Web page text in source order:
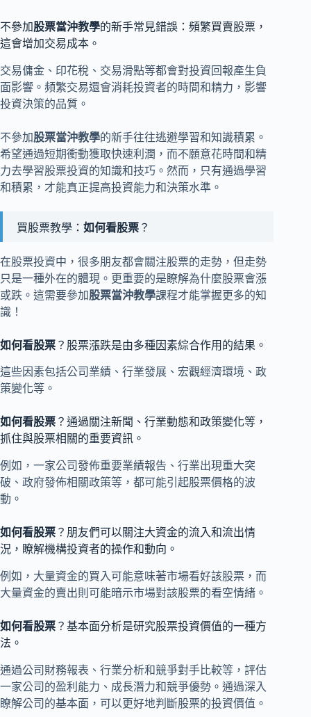
不參加股票當沖教學的新手常見錯誤：頻繁買賣股票，
這會增加交易成本。
交易傭金、印花稅、交易滑點等都會對投資回報產生負
面影響。頻繁交易還會消耗投資者的時間和精力，影響
投資決策的品質。
不參加股票當沖教學的新手往往逃避學習和知識積累。
希望通過短期衝動獲取快速利潤，而不願意花時間和精
力去學習股票投資的知識和技巧。然而，只有通過學習
和積累，才能真正提高投資能力和決策水準。
買股票教學： 如何看股票 ？
在股票投資中，很多朋友都會關注股票的走勢，但走勢
只是一種外在的體現。更重要的是瞭解為什麼股票會漲
或跌。這需要參加股票當沖教學課程才能掌握更多的知
識！
如何看股票 ？股票漲跌是由多種因素綜合作用的結果。
這些因素包括公司業績、行業發展、宏觀經濟環境、政
策變化等。
如何看股票 ？通過關注新聞、行業動態和政策變化等，
抓住與股票相關的重要資訊。
例如，一家公司發佈重要業績報告、行業出現重大突
破、政府發佈相關政策等，都可能引起股票價格的波
動。
如何看股票 ？朋友們可以關注大資金的流入和流出情
況，瞭解機構投資者的操作和動向。
例如，大量資金的買入可能意味著市場看好該股票，而
大量資金的賣出則可能暗示市場對該股票的看空情緒。
如何看股票 ？基本面分析是研究股票投資價值的一種方
法。
通過公司財務報表、行業分析和競爭對手比較等，評估
一家公司的盈利能力、成長潛力和競爭優勢。通過深入
瞭解公司的基本面，可以更好地判斷股票的投資價值。